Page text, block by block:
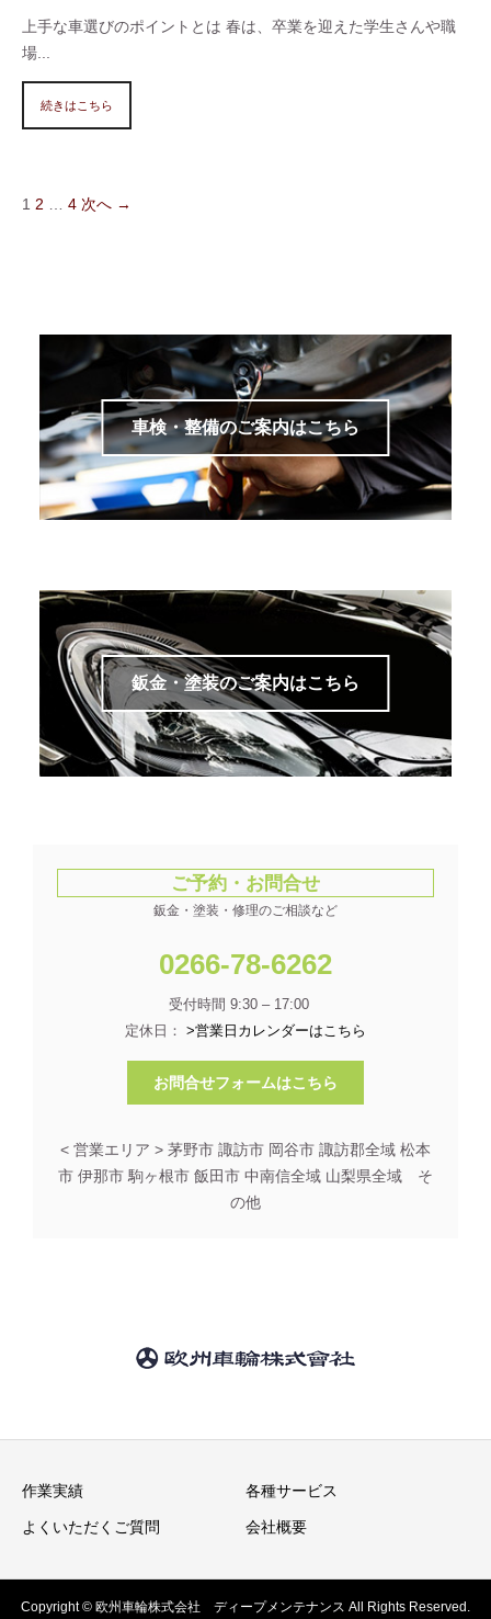
上手な車選びのポイントとは 春は、卒業を迎えた学生さんや職
場...
続きはこちら
1 2 … 4 次へ →
車検・整備のご案内はこちら
鈑金・塗装のご案内はこちら
ご予約・お問合せ
鈑金・塗装・修理のご相談など
0266-78-6262
受付時間 9:30 – 17:00
定休日： >営業日カレンダーはこちら
お問合せフォームはこちら
< 営業エリア > 茅野市 諏訪市 岡谷市 諏訪郡全域 松本
市 伊那市 駒ヶ根市 飯田市 中南信全域 山梨県全域 そ
の他
作業実績 各種サービス
よくいただくご質問 会社概要
Copyright © 欧州車輪株式会社 ディープメンテナンス All Rights Reserved.